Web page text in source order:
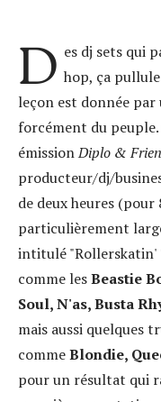
D es dj sets qui
hop, ça
leçon est donnée
forcément du peuple.
émissionDiplo &
producteur/dj/
de deux heures
particulièrement
intitulé "Rollerskatin'
comme lesBeastie
Soul, N'as, Busta
mais aussi quelques
commeBlondie,
pour un résultat qui